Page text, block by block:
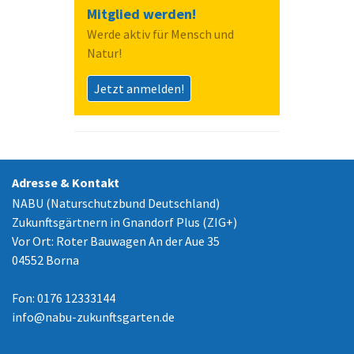
Mitglied werden!
Werde aktiv für Mensch und
Natur!
Jetzt anmelden!
Adresse & Kontakt
NABU (Naturschutzbund Deutschland)
Zukunftsgärtnern in Gnandorf Plus (ZIG+)
Vor Ort: Roter Bauwagen An der Aue 35
04552 Borna
Fon: 0176 12333144
info@nabu-zukunftsgarten.de